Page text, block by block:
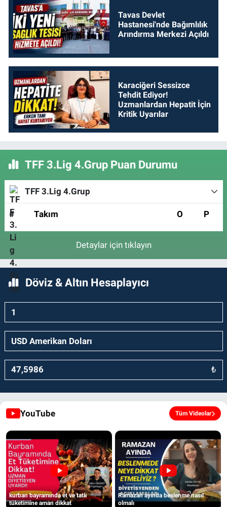
Tavas Devlet
Hastanesi'nde Bağımlılık
Arındırma Merkezi Açıldı
Karaciğeri Sessizce
Tehdit Ediyor!
Uzmanlardan Hepatit İçin
Kritik Uyarılar
TFF 3.Lig 4.Grup Puan Durumu
TFF 3.Lig 4.Grup
# Takım O P
Detaylar için tıklayın
Döviz & Altın Hesaplayıcı
₺
YouTube Tüm Videolar
kurban bayramında et ve tatlı
tüketimine aman dikkat
Ramazan ayında beslenme nasıl
olmalı